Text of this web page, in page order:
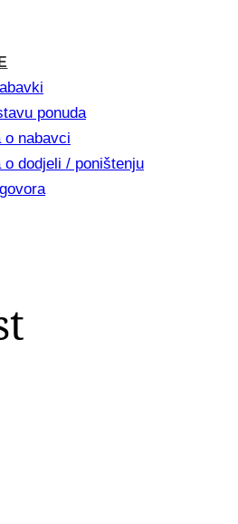
ponuda
o nabavci
o dodjeli / poništenju